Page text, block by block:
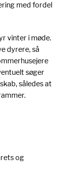
med fordel
vinter i møde.
dyrere, så
søger
således at